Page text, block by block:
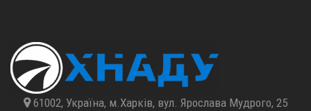
61002, Україна, м.Харків, вул. Ярослава Мудрого, 25